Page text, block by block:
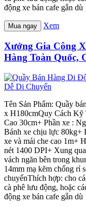
động xe bán cafe gắn dù
Mua ngay Xem
Xưởng Gia Công
Hàng Toàn Quốc,
Tên Sản Phẩm: Quầy
x H180cmQuy Cách Kỹ
Cao 30cm+ Phần xe :
Bánh xe chịu lực 80kg+
xe và mái che cao 1m+
nét 1400 DPI+ Xung
vách ngăn bên trong
14mm mạ kẽm chống rỉ
chuyểnThích hợp: cho
cà phê lưu động, hoặc
động xe bán cafe gắn dù